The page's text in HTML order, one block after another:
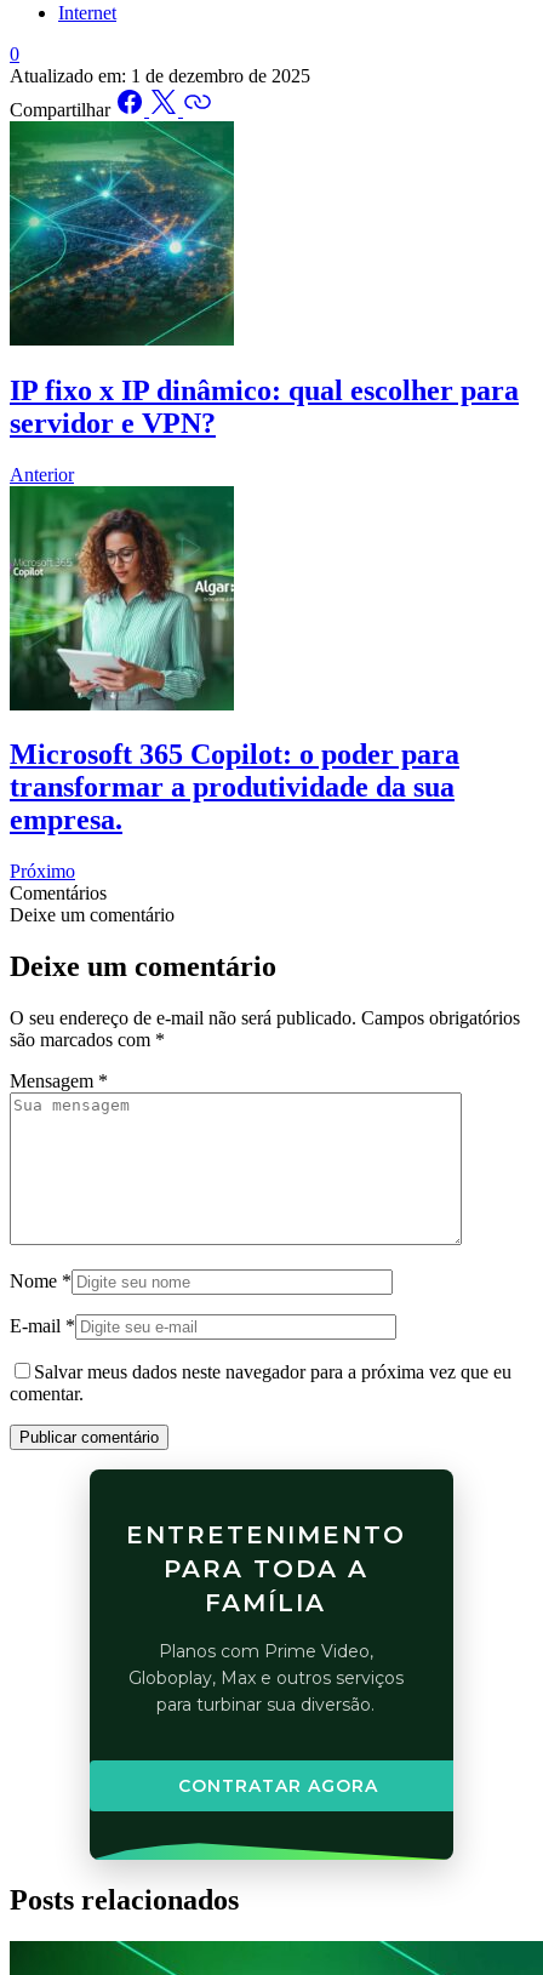
Internet
0
Atualizado em: 1 de dezembro de 2025
Compartilhar
IP fixo x IP dinâmico: qual escolher para
servidor e VPN?
Anterior
Microsoft 365 Copilot: o poder para
transformar a produtividade da sua
empresa.
Próximo
Comentários
Deixe um comentário
Deixe um comentário
O seu endereço de e-mail não será publicado. Campos obrigatórios
são marcados com *
Mensagem *
Nome *
E-mail *
Salvar meus dados neste navegador para a próxima vez que eu
comentar.
Publicar comentário
ENTRETENIMENTO
PARA TODA A
FAMÍLIA
Planos com Prime Video,
Globoplay, Max e outros serviços
para turbinar sua diversão.
CONTRATAR AGORA
Posts relacionados